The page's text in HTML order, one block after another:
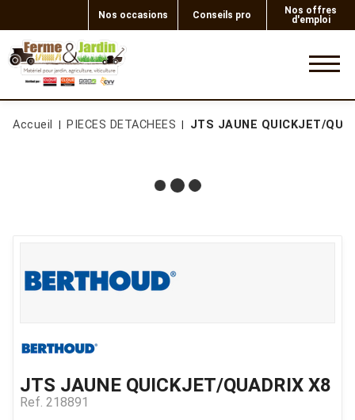
Nos occasions Conseils pro
Nos offres
d'emploi
Accueil PIECES DETACHEES JTS JAUNE QUICKJET/
JTS JAUNE QUICKJET/QUADRIX X8
Ref. 218891